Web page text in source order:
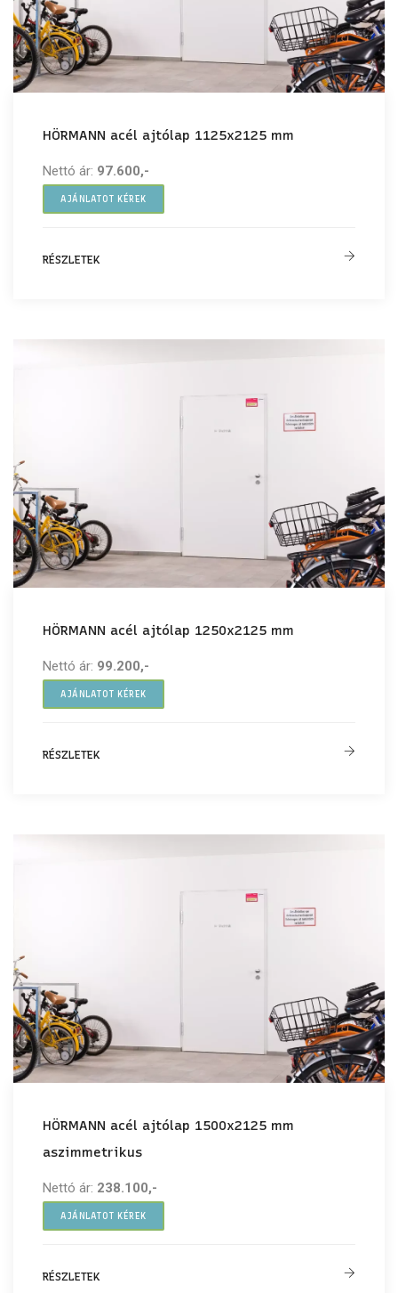
HÖRMANN acél ajtólap 1125x2125 mm
Nettó ár: 97.600,-
AJÁNLATOT KÉREK
RÉSZLETEK
HÖRMANN acél ajtólap 1250x2125 mm
Nettó ár: 99.200,-
AJÁNLATOT KÉREK
RÉSZLETEK
HÖRMANN acél ajtólap 1500x2125 mm
aszimmetrikus
Nettó ár: 238.100,-
AJÁNLATOT KÉREK
RÉSZLETEK